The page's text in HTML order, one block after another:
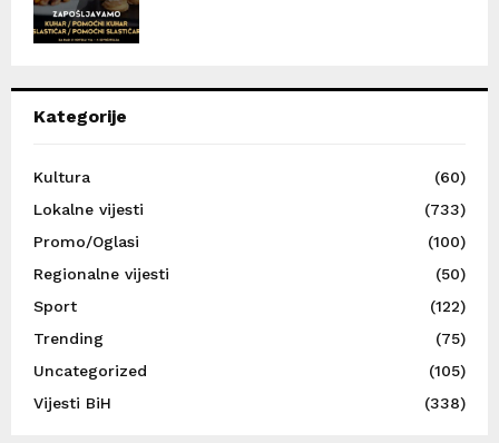
Kategorije
Kultura
(60)
Lokalne vijesti
(733)
Promo/Oglasi
(100)
Regionalne vijesti
(50)
Sport
(122)
Trending
(75)
Uncategorized
(105)
Vijesti BiH
(338)